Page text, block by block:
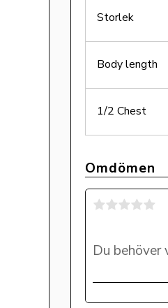
Storlek
Body length
1/2 Chest
Omdömen